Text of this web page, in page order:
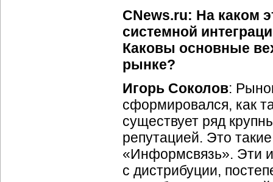
CNews.ru: На каком
системной
Каковы основные
рынке?
Игорь Соколов:
сформировался, как
существует ряд
репутацией. Это
«Информсвязь». Эти
с дистрибуции,